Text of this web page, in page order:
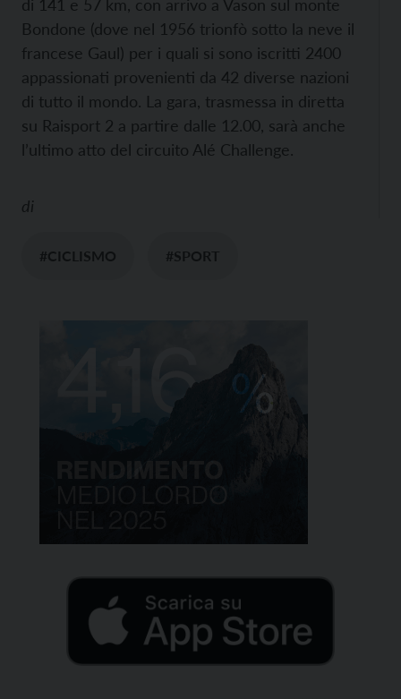
di 141 e 57 km, con arrivo a Vason sul monte
Bondone (dove nel 1956 trionfò sotto la neve il
francese Gaul) per i quali si sono iscritti 2400
appassionati provenienti da 42 diverse nazioni
di tutto il mondo. La gara, trasmessa in diretta
su Raisport 2 a partire dalle 12.00, sarà anche
l’ultimo atto del circuito Alé Challenge.
di
#CICLISMO #SPORT